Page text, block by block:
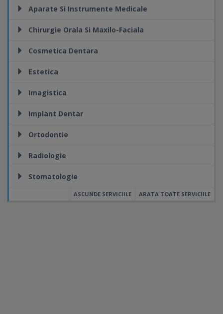
Aparate Si Instrumente Medicale
Chirurgie Orala Si Maxilo-Faciala
Cosmetica Dentara
Estetica
Imagistica
Implant Dentar
Ortodontie
Radiologie
Stomatologie
ARATA TOATE SERVICIILE
ASCUNDE SERVICIILE